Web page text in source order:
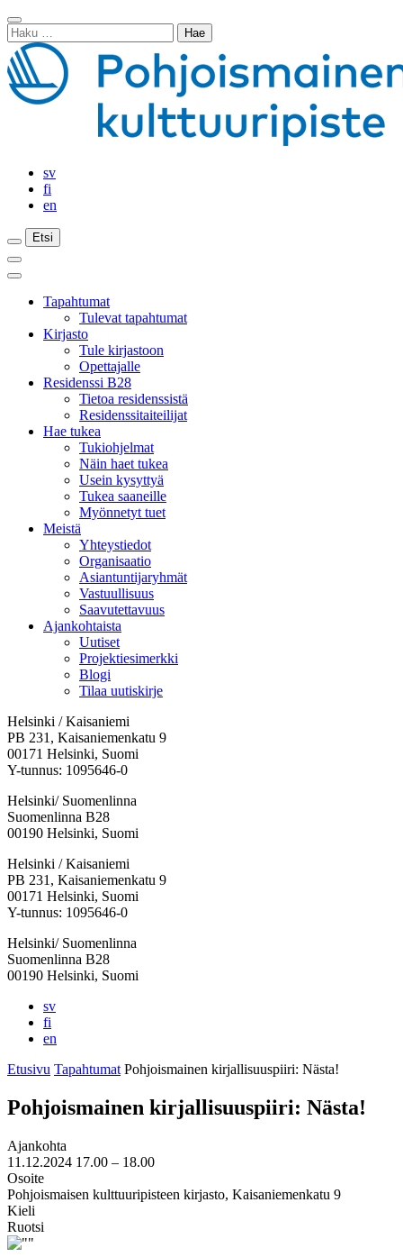
Siirry
sisältöön
Sulje
haku
Haku:
sv
fi
en
Etsi
Etsi
Etsi
Päävalikko
Sulje
päävalikkoTapahtumat
Tulevat tapahtumat
Kirjasto
Tule kirjastoon
Opettajalle
Residenssi B28
Tietoa residenssistä
Residenssitaiteilijat
Hae tukea
Tukiohjelmat
Näin haet tukea
Usein kysyttyä
Tukea saaneille
Myönnetyt tuet
Meistä
Yhteystiedot
Organisaatio
Asiantuntijaryhmät
Vastuullisuus
Saavutettavuus
Ajankohtaista
Uutiset
Projektiesimerkki
Blogi
Tilaa uutiskirje
Helsinki / Kaisaniemi
PB 231, Kaisaniemenkatu 9
00171 Helsinki, Suomi
Y-tunnus: 1095646-0
Helsinki/ Suomenlinna
Suomenlinna B28
00190 Helsinki, Suomi
Facebook:
Avataan
uuteen
välilehteen
Instagram:
Avataan
uuteen
välilehteen
TikTok:
Avataan
uuteen
välilehteen
Youtube:
Avataan
uuteen
välilehteen
Vimeo:
Avataan
uuteen
välilehteen
Helsinki / Kaisaniemi
PB 231, Kaisaniemenkatu 9
00171 Helsinki, Suomi
Y-tunnus: 1095646-0
Helsinki/ Suomenlinna
Suomenlinna B28
00190 Helsinki, Suomi
sv
fi
en
Etusivu Tapahtumat Pohjois­mainen kirjallisuus­piiri: Nästa!
Pohjois­mainen kirjallisuus­piiri: Nästa!
Ajankohta
11.12.2024 17.00 – 18.00
Osoite
Pohjoismaisen kulttuuripisteen kirjasto, Kaisaniemenkatu 9
Kieli
Ruotsi